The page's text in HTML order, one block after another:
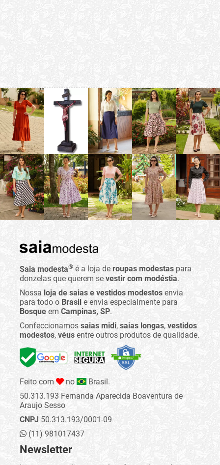
Saia modesta® é a loja de roupas modestas para
donzelas que querem se vestir com modéstia.
Nossa loja de saias e vestidos modestos envia
para todo o Brasil e envia especialmente para
Bosque em Campinas, SP.
Confeccionamos saias midi, saias longas, vestidos
modestos, véus entre outros produtos de qualidade.
Feito com no
Brasil.
50.313.193 Fernanda Aparecida Boaventura de
Araujo Sesso
CNPJ 50.313.193/0001-09
(11) 981017437
Newsletter